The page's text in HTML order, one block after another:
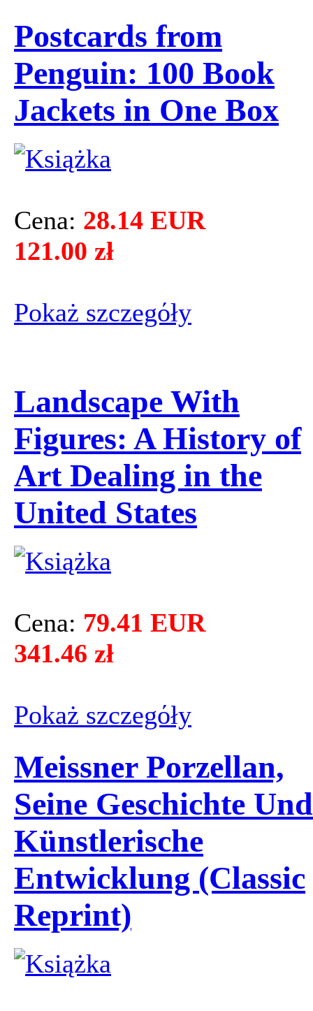
Postcards from
Penguin: 100 Book
Jackets in One Box
Cena: 28.14 EUR
121.00 zł
Pokaż szczegόły
Landscape With
Figures: A History of
Art Dealing in the
United States
Cena: 79.41 EUR
341.46 zł
Pokaż szczegόły
Meissner Porzellan,
Seine Geschichte Und
Künstlerische
Entwicklung (Classic
Reprint)